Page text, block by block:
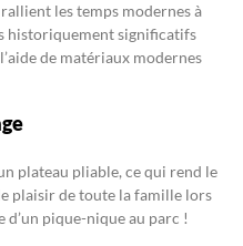
les temps modernes à
historiquement significatifs
de matériaux modernes
plateau pliable, ce qui rend le
plaisir de toute la famille lors
pique-nique au parc !